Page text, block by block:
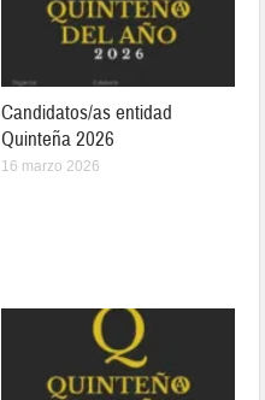
Candidatos/as entidad
Quinteña 2026
16 marzo 2026